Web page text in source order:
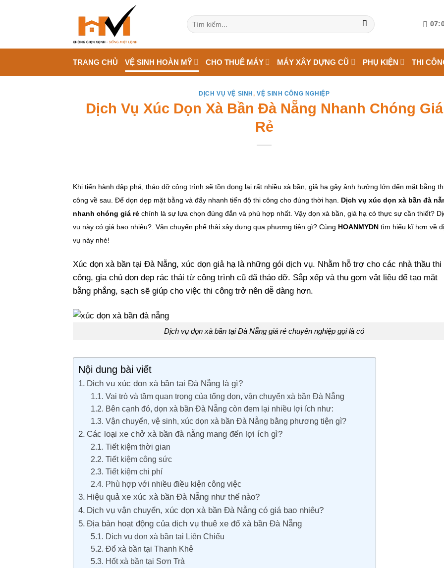
dung
Tìm
kiếm:
TRANG CHỦ VỆ SINH HOÀN MỸ CHO THUÊ MÁY MÁY XÂY DỰNG CŨ PHỤ KIỆN THI
DỊCH VỤ VỆ SINH ,VỆ SINH CÔNG NGHIỆP
Dịch Vụ Xúc Dọn Xà Bần Đà Nẵng Nhanh Chóng Giá
Rẻ
Khi tiến hành đập phá, tháo dỡ công trình sẽ tồn đọng lại rất nhiều xà bần, giả hạ gây ảnh hưởng lớn đến mặt bằng
công về sau. Để dọn dẹp mặt bằng và đẩy nhanh tiến độ thi công cho đúng thời hạn. Dịch vụ xúc dọn xà bần đà
nhanh chóng giá rẻ chính là sự lựa chọn đúng đắn và phù hợp nhất. Vậy dọn xà bần, giả hạ có thực sự cần thiết?
vụ này có giá bao nhiêu?. Vận chuyển phế thải xây dựng qua phương tiện gì? Cùng HOANMYDN tìm hiểu kĩ hơn về
vụ này nhé!
Xúc dọn xà bần tại Đà Nẵng, xúc dọn giả hạ là những gói dịch vụ. Nhằm hỗ trợ cho các nhà thầu thi
công, gia chủ dọn dẹp rác thải từ công trình cũ đã tháo dỡ. Sắp xếp và thu gom vật liệu để tạo mặt
bằng phẳng, sạch sẽ giúp cho việc thi công trở nên dễ dàng hơn.
Dịch vụ dọn xà bần tại Đà Nẵng giá rẻ chuyên nghiệp gọi là có
Nội dung bài viết
Dịch vụ xúc dọn xà bần tại Đà Nẵng là gì?
Vai trò và tầm quan trọng của tổng dọn, vận chuyển xà bần Đà Nẵng
Bên cạnh đó, dọn xà bần Đà Nẵng còn đem lại nhiều lợi ích như:
Vận chuyển, vệ sinh, xúc dọn xà bần Đà Nẵng bằng phương tiện gì?
Các loại xe chở xà bần đà nẵng mang đến lợi ích gì?
Tiết kiệm thời gian
Tiết kiệm công sức
Tiết kiệm chi phí
Phù hợp với nhiều điều kiện công việc
Hiệu quả xe xúc xà bần Đà Nẵng như thế nào?
Dịch vụ vận chuyển, xúc dọn xà bần Đà Nẵng có giá bao nhiêu?
Địa bàn hoạt động của dịch vụ thuê xe đổ xà bần Đà Nẵng
Dịch vụ dọn xà bần tại Liên Chiểu
Đổ xà bần tại Thanh Khê
Hốt xà bần tại Sơn Trà